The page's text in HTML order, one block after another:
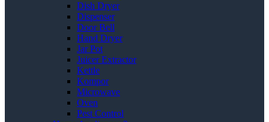
Dish Dryer
Dispenser
Door Bell
Hand Dryer
Jar Pot
Juicer Extractor
Kettle
Kompor
Microwave
Oven
Pest Control